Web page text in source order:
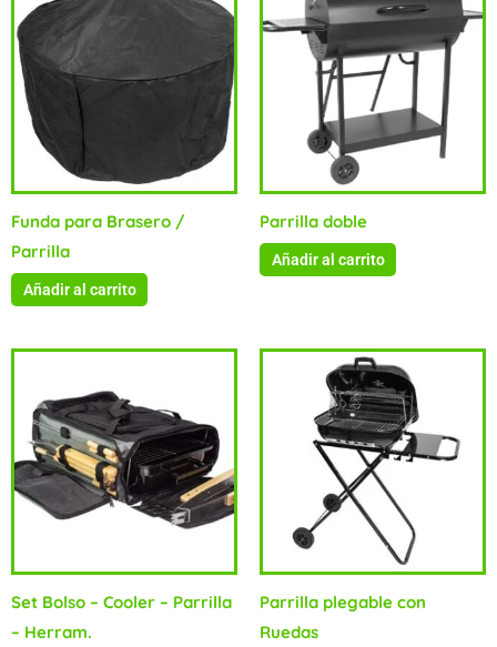
Funda para Brasero /
Parrilla
Añadir al carrito
Parrilla doble
Añadir al carrito
Set Bolso – Cooler – Parrilla
– Herram.
Parrilla plegable con
Ruedas